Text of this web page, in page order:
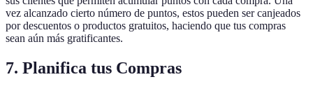
vez alcanzado cierto número de puntos, estos pueden ser canjeados
por descuentos o productos gratuitos, haciendo que tus compras
sean aún más gratificantes.
7. Planifica tus Compras